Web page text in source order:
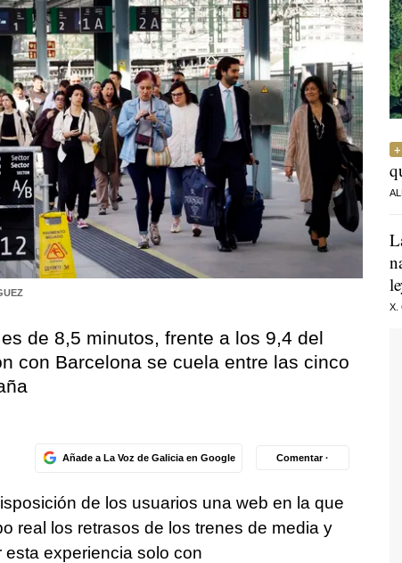
de 8,5 minutos, frente a los 9,4 del
con Barcelona se cuela entre las cinco
Añade a La Voz de Galicia en Google Comentar ·
de los usuarios una web en la que
real los retrasos de los trenes de media y
experiencia solo con
X.